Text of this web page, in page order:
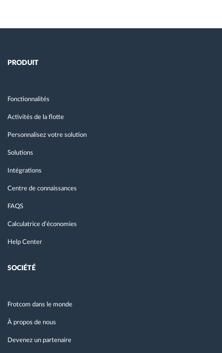
PRODUIT
Fonctionnalités
Activités de la flotte
Personnalisez votre solution
Solutions
Intégrations
Centre de connaissances
FAQS
Calculatrice d’économies
Help Center
SOCIÉTÉ
Frotcom dans le monde
À propos de nous
Devenez un partenaire